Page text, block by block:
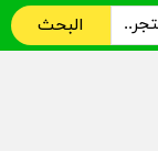
البحث